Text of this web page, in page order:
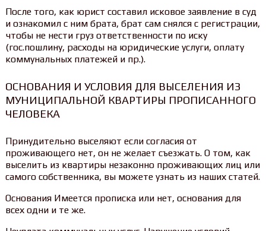
После того, как юрист составил исковое заявление в суд
и ознакомил с ним брата, брат сам снялся с регистрации,
чтобы не нести груз ответственности по иску
(гос.пошлину, расходы на юридические услуги, оплату
коммунальных платежей и пр.).
ОСНОВАНИЯ И УСЛОВИЯ ДЛЯ ВЫСЕЛЕНИЯ ИЗ
МУНИЦИПАЛЬНОЙ КВАРТИРЫ ПРОПИСАННОГО
ЧЕЛОВЕКА
Принудительно выселяют если согласия от
проживающего нет, он не желает съезжать. О том, как
выселить из квартиры незаконно проживающих лиц или
самого собственника, вы можете узнать из наших статей.
Основания Имеется прописка или нет, основания для
всех одни и те же.